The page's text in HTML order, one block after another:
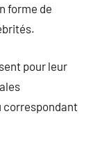
forme de
pour leur
correspondant